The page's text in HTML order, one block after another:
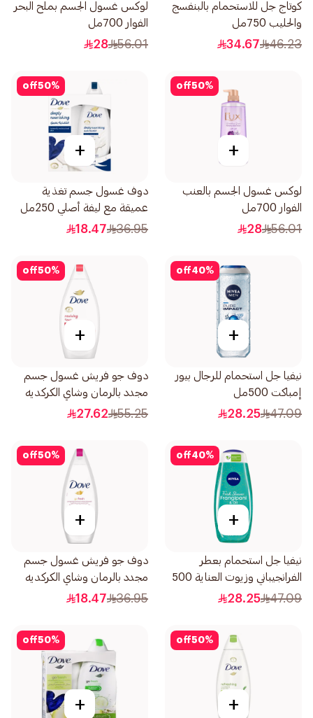
كوتاج جل للاستحمام بالبنفسج
والحليب 750مل
46.23
34.67
لوكس غسول الجسم بملح البحر
الفوار 700مل
56.01
28
50%
off
+
لوكس غسول الجسم بالعنب
الفوار 700مل
56.01
28
50%
off
+
دوف غسول جسم تغذية
عميقة مع ليفة أصلي 250مل
36.95
18.47
40%
off
+
نيفيا جل استحمام للرجال بيور
إمباكت 500مل
47.09
28.25
50%
off
+
دوف جو فريش غسول جسم
مجدد بالرمان وشاي الكركديه
500مل
55.25
27.62
40%
off
+
نيفيا جل استحمام بعطر
الفرانجيباني وزيوت العناية 500
مل
47.09
28.25
50%
off
+
دوف جو فريش غسول جسم
مجدد بالرمان وشاي الكركديه
250مل
36.95
18.47
50%
off
+
50%
off
+